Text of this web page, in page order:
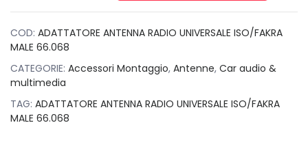
66.068 quantità
COD: ADATTATORE ANTENNA RADIO UNIVERSALE ISO/FAKRA
MALE 66.068
CATEGORIE: Accessori Montaggio, Antenne, Car audio &
multimedia
TAG: ADATTATORE ANTENNA RADIO UNIVERSALE ISO/FAKRA
MALE 66.068